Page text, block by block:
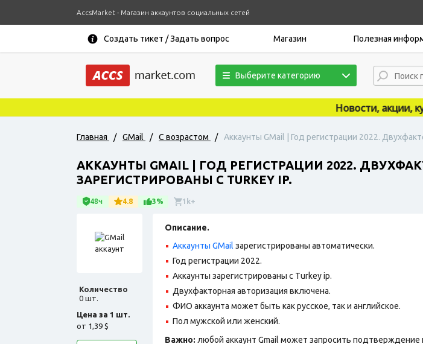
AccsMarket - Магазин аккаунтов социальных сетей
Создать тикет / Задать вопрос Магазин Полезная
Выберите категорию
Новости, акции,
Главная / GMail / С возрастом / Аккаунты GMail | Год регистрации 2022.
АККАУНТЫ GMAIL | ГОД РЕГИСТРАЦИИ 2022.
ЗАРЕГИСТРИРОВАНЫ С TURKEY IP.
48ч 4.8 3% 1k+
Количество
0 шт.
Цена за 1 шт.
от 1,39 $
Описание.
Аккаунты GMail зарегистрированы автоматически.
Год регистрации 2022.
Аккаунты зарегистрированы с Turkey ip.
Двухфакторная авторизация включена.
ФИО аккаунта может быть как русское, так и английское.
Пол мужской или женский.
Важно: любой аккаунт Gmail может запросить